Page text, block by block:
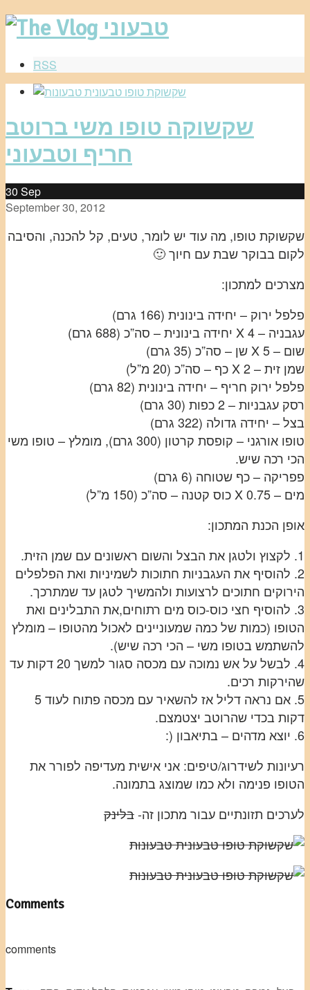
RSS
שקשוקה טופו משי ברוטב
חריף וטבעוני
30 Sep
September 30, 2012
שקשוקת טופו, מה עוד יש לומר, טעים, קל להכנה, והסיבה
לקום בבוקר שבת עם חיוך 🙂
מצרכים למתכון:
פלפל ירוק – יחידה בינונית (166 גרם)
עגבניה – 4 X יחידה בינונית – סה”כ (688 גרם)
שום – 5 X שן – סה”כ (35 גרם)
שמן זית – 2 X כף – סה”כ (20 מ”ל)
פלפל ירוק חריף – יחידה בינונית (82 גרם)
רסק עגבניות – 2 כפות (30 גרם)
בצל – יחידה גדולה (322 גרם)
טופו אורגני – קופסת קרטון (300 גרם), מומלץ – טופו משי
הכי רכה שיש.
פפריקה – כף שטוחה (6 גרם)
מים – 0.75 X כוס קטנה – סה”כ (150 מ”ל)
אופן הכנת המתכון:
1. לקצוץ ולטגן את הבצל והשום ראשונים עם שמן הזית.
2. להוסיף את העגבניות חתוכות לשמיניות ואת הפלפלים
הירוקים חתוכים לרצועות ולהמשיך לטגן עד שמתרכך.
3. להוסיף חצי כוס-כוס מים רתוחים,את התבלינים ואת
הטופו (כמות של כמה שמעוניינים לאכול מהטופו – מומלץ
להשתמש בטופו משי – הכי רכה שיש).
4. לבשל על אש נמוכה עם מכסה סגור למשך 20 דקות עד
שהירקות רכים.
5. אם נראה דליל אז להשאיר עם מכסה פתוח לעוד 5
דקות בכדי שהרוטב יצטמצם.
6. יוצא מדהים – בתיאבון (:
רעיונות לשידרוג/טיפים: אני אישית מעדיפה לפורר את
הטופו פנימה ולא כמו שמוצג בתמונה.
לערכים תזונתיים עבור מתכון זה-בלינק
Comments
comments